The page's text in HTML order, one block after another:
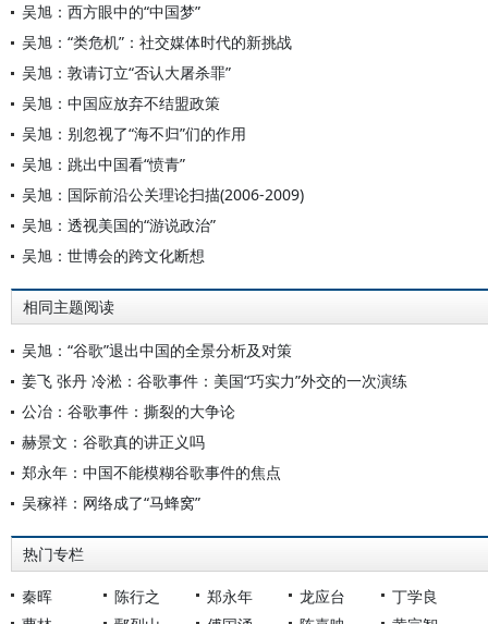
吴旭：西方眼中的“中国梦”
吴旭：“类危机”：社交媒体时代的新挑战
吴旭：敦请订立“否认大屠杀罪”
吴旭：中国应放弃不结盟政策
吴旭：别忽视了“海不归”们的作用
吴旭：跳出中国看“愤青”
吴旭：国际前沿公关理论扫描(2006-2009)
吴旭：透视美国的“游说政治”
吴旭：世博会的跨文化断想
相同主题阅读
吴旭：“谷歌”退出中国的全景分析及对策
姜飞 张丹 冷淞：谷歌事件：美国“巧实力”外交的一次演练
公冶：谷歌事件：撕裂的大争论
赫景文：谷歌真的讲正义吗
郑永年：中国不能模糊谷歌事件的焦点
吴稼祥：网络成了“马蜂窝”
热门专栏
秦晖 陈行之 郑永年 龙应台
丁学良